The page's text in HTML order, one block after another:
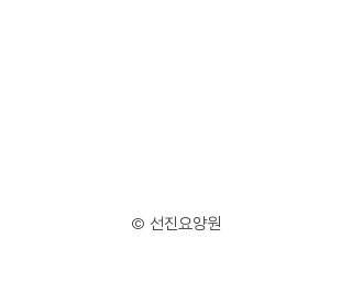
© 선진요양원